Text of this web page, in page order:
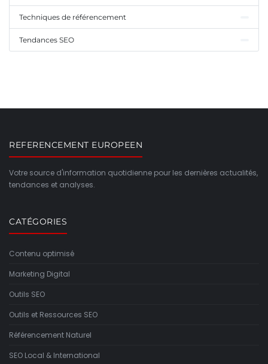
Techniques de référencement
Tendances SEO
REFERENCEMENT EUROPEEN
Votre source d'information quotidienne pour les dernières actualités,
tendances et analyses.
CATÉGORIES
Contenu optimisé
Marketing Digital
Outils SEO
Outils et Ressources SEO
Référencement Naturel
SEO Local & International